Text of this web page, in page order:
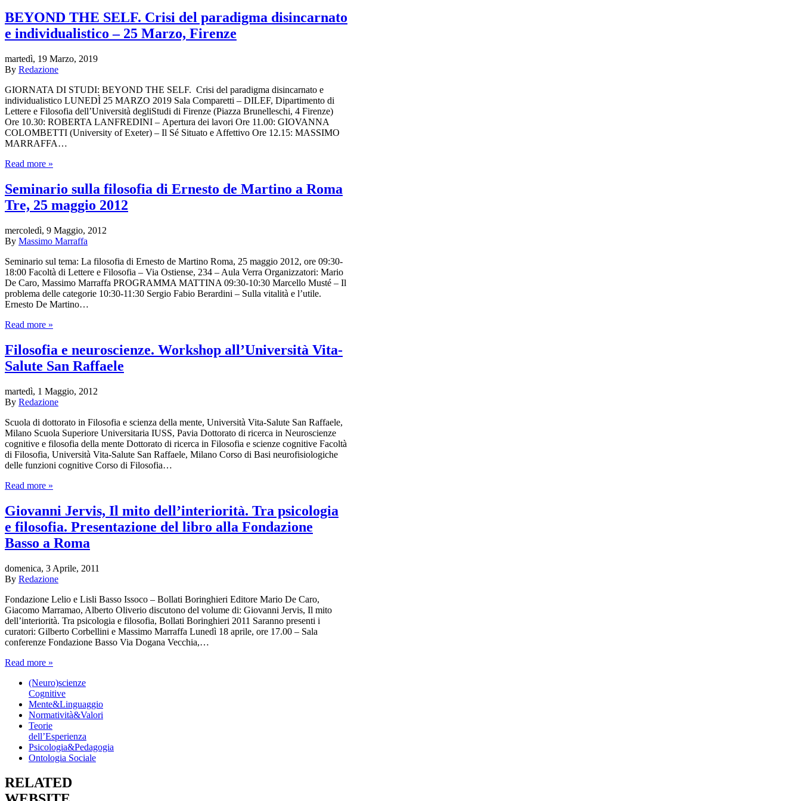
BEYOND THE SELF. Crisi del paradigma disincarnato
e individualistico – 25 Marzo, Firenze
martedì, 19 Marzo, 2019
By Redazione
GIORNATA DI STUDI: BEYOND THE SELF. Crisi del paradigma disincarnato e
individualistico LUNEDÌ 25 MARZO 2019 Sala Comparetti – DILEF, Dipartimento di
Lettere e Filosofia dell’Università degliStudi di Firenze (Piazza Brunelleschi, 4 Firenze)
Ore 10.30: ROBERTA LANFREDINI – Apertura dei lavori Ore 11.00: GIOVANNA
COLOMBETTI (University of Exeter) – Il Sé Situato e Affettivo Ore 12.15: MASSIMO
MARRAFFA…
Read more »
Seminario sulla filosofia di Ernesto de Martino a Roma
Tre, 25 maggio 2012
mercoledì, 9 Maggio, 2012
By Massimo Marraffa
Seminario sul tema: La filosofia di Ernesto de Martino Roma, 25 maggio 2012, ore 09:30-
18:00 Facoltà di Lettere e Filosofia – Via Ostiense, 234 – Aula Verra Organizzatori: Mario
De Caro, Massimo Marraffa PROGRAMMA MATTINA 09:30-10:30 Marcello Musté – Il
problema delle categorie 10:30-11:30 Sergio Fabio Berardini – Sulla vitalità e l’utile.
Ernesto De Martino…
Read more »
Filosofia e neuroscienze. Workshop all’Università Vita-
Salute San Raffaele
martedì, 1 Maggio, 2012
By Redazione
Scuola di dottorato in Filosofia e scienza della mente, Università Vita-Salute San Raffaele,
Milano Scuola Superiore Universitaria IUSS, Pavia Dottorato di ricerca in Neuroscienze
cognitive e filosofia della mente Dottorato di ricerca in Filosofia e scienze cognitive Facoltà
di Filosofia, Università Vita-Salute San Raffaele, Milano Corso di Basi neurofisiologiche
delle funzioni cognitive Corso di Filosofia…
Read more »
Giovanni Jervis, Il mito dell’interiorità. Tra psicologia
e filosofia. Presentazione del libro alla Fondazione
Basso a Roma
domenica, 3 Aprile, 2011
By Redazione
Fondazione Lelio e Lisli Basso Issoco – Bollati Boringhieri Editore Mario De Caro,
Giacomo Marramao, Alberto Oliverio discutono del volume di: Giovanni Jervis, Il mito
dell’interiorità. Tra psicologia e filosofia, Bollati Boringhieri 2011 Saranno presenti i
curatori: Gilberto Corbellini e Massimo Marraffa Lunedì 18 aprile, ore 17.00 – Sala
conferenze Fondazione Basso Via Dogana Vecchia,…
Read more »
(Neuro)scienze
Cognitive
Mente&Linguaggio
Normatività&Valori
Teorie
dell’Esperienza
Psicologia&Pedagogia
Ontologia Sociale
RELATED